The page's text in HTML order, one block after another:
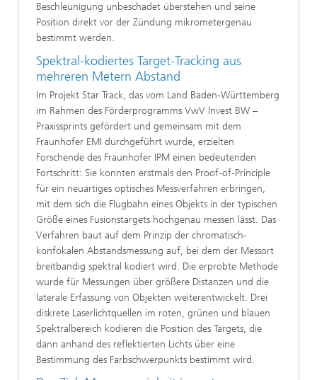
Beschleunigung unbeschadet überstehen und seine
Position direkt vor der Zündung mikrometergenau
bestimmt werden.
Spektral-kodiertes Target-Tracking aus
mehreren Metern Abstand
Im Projekt Star Track, das vom Land Baden-Württemberg
im Rahmen des Förderprogramms VwV Invest BW –
Praxissprints gefördert und gemeinsam mit dem
Fraunhofer EMI durchgeführt wurde, erzielten
Forschende des Fraunhofer IPM einen bedeutenden
Fortschritt: Sie konnten erstmals den Proof-of-Principle
für ein neuartiges optisches Messverfahren erbringen,
mit dem sich die Flugbahn eines Objekts in der typischen
Größe eines Fusionstargets hochgenau messen lässt. Das
Verfahren baut auf dem Prinzip der chromatisch-
konfokalen Abstandsmessung auf, bei dem der Messort
breitbandig spektral kodiert wird. Die erprobte Methode
wurde für Messungen über größere Distanzen und die
laterale Erfassung von Objekten weiterentwickelt. Drei
diskrete Laserlichtquellen im roten, grünen und blauen
Spektralbereich kodieren die Position des Targets, die
dann anhand des reflektierten Lichts über eine
Bestimmung des Farbschwerpunkts bestimmt wird.